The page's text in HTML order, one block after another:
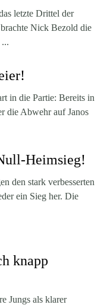
letzte Drittel der
Nick Bezold die
in die Partie: Bereits in
die Abwehr auf Janos
Heimsieg!
den stark verbesserten
ein Sieg her. Die
knapp
Jungs als klarer